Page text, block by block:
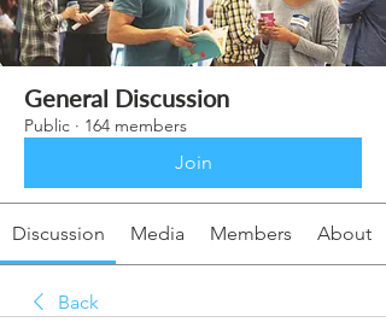
General Discussion
Public · 164 members
Join
Discussion Media Members About
Back